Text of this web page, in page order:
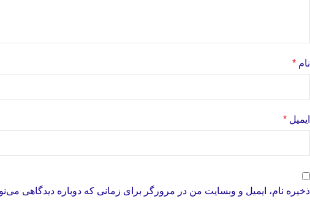
نام *
ایمیل *
ذخیره نام، ایمیل و وبسایت من در مرورگر برای زمانی که دوباره دیدگاهی